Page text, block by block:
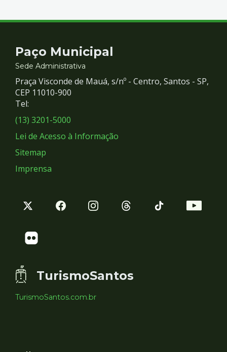
Contato
e
Redes
Sociais
Paço Municipal
Sede Administrativa
Praça Visconde de Mauá, s/nº - Centro, Santos - SP,
CEP 11010-900
Tel:
(13) 3201-5000
Lei de Acesso à Informação
Sitemap
Imprensa
TurismoSantos
TurismoSantos.com.br